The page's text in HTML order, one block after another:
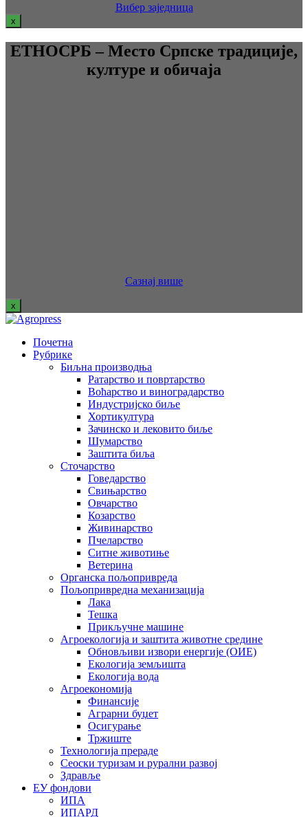
Вибер заједница
x
ЕТНОСРБ – Место Српске традиције,
културе и обичаја
Сазнај више
x
Почетна
Рубрике
Биљна производња
Ратарство и повртарство
Воћарство и виноградарство
Индустријско биље
Хортикултура
Зачинско и лековито биље
Шумарство
Заштита биља
Сточарство
Говедарство
Свињарство
Овчарство
Козарство
Живинарство
Пчеларство
Ситне животиње
Ветерина
Органска пољопривреда
Пољопривредна механизација
Лака
Тешка
Прикључне машине
Агроекологија и заштита животне средине
Обновљиви извори енергије (ОИЕ)
Екологија земљишта
Екологија вода
Агроекономија
Финансије
Аграрни буџет
Осигурање
Тржиште
Технологија прераде
Сеоски туризам и рурални развој
Здравље
ЕУ фондови
ИПА
ИПАРД